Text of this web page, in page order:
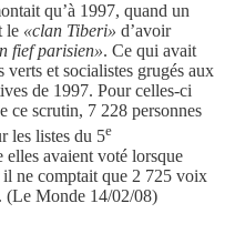
qu’à 1997, quand un
le «clan Tiberi» d’avoir
fief parisien». Ce qui avait
verts et socialistes grugés aux
de 1997. Pour celles-ci
ce scrutin, 7 228 personnes
les listes du 5e
elles avaient voté lorsque
ne comptait que 2 725 voix
(Le Monde 14/02/08)